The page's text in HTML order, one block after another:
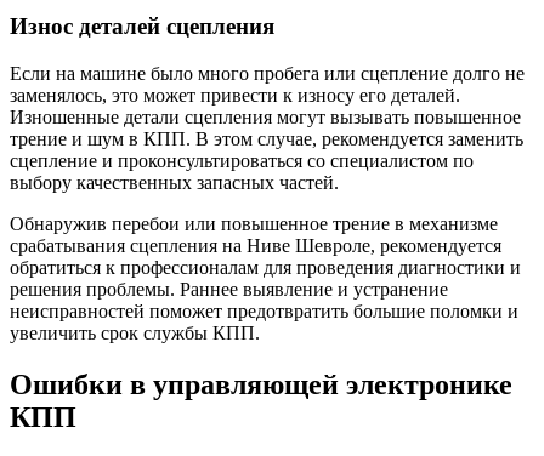
Износ деталей сцепления
Если на машине было много пробега или сцепление долго не
заменялось, это может привести к износу его деталей.
Изношенные детали сцепления могут вызывать повышенное
трение и шум в КПП. В этом случае, рекомендуется заменить
сцепление и проконсультироваться со специалистом по
выбору качественных запасных частей.
Обнаружив перебои или повышенное трение в механизме
срабатывания сцепления на Ниве Шевроле, рекомендуется
обратиться к профессионалам для проведения диагностики и
решения проблемы. Раннее выявление и устранение
неисправностей поможет предотвратить большие поломки и
увеличить срок службы КПП.
Ошибки в управляющей электронике
КПП